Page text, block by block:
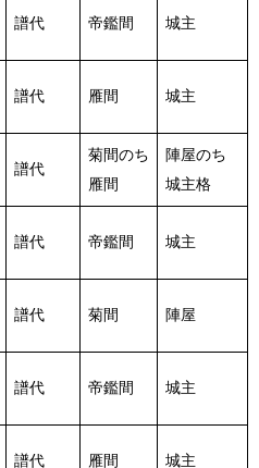
譜代 帝鑑間 城主
譜代 雁間 城主
譜代
菊間のち
雁間
陣屋のち
城主格
譜代 帝鑑間 城主
譜代 菊間 陣屋
譜代 帝鑑間 城主
譜代 雁間 城主